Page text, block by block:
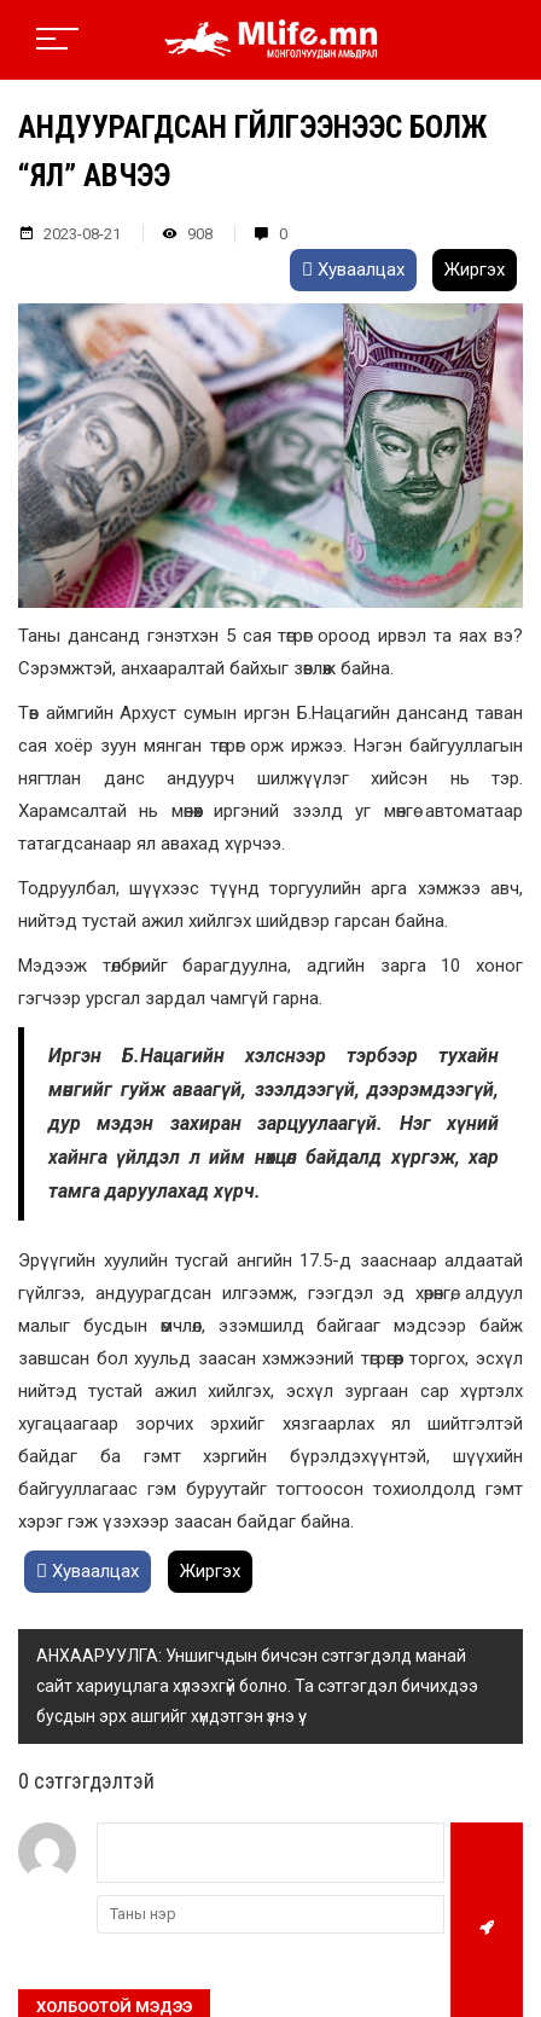
АНДУУРАГДСАН ГҮЙЛГЭЭНЭЭС БОЛЖ
“ЯЛ” АВЧЭЭ
2023-08-21 908 0
Хуваалцах Жиргэх
Таны дансанд гэнэтхэн 5 сая төгрөг ороод ирвэл та яах вэ?
Сэрэмжтэй, анхааралтай байхыг зөвлөж байна.
Төв аймгийн Архуст сумын иргэн Б.Нацагийн дансанд таван
сая хоёр зуун мянган төгрөг орж иржээ. Нэгэн байгууллагын
нягтлан данс андуурч шилжүүлэг хийсэн нь тэр.
Харамсалтай нь мөнөөх иргэний зээлд уг мөнгө автоматаар
татагдсанаар ял авахад хүрчээ.
Тодруулбал, шүүхээс түүнд торгуулийн арга хэмжээ авч,
нийтэд тустай ажил хийлгэх шийдвэр гарсан байна.
Мэдээж төлбөрийг барагдуулна, адгийн зарга 10 хоног
гэгчээр урсгал зардал чамгүй гарна.
Иргэн Б.Нацагийн хэлснээр тэрбээр тухайн
мөнгийг гуйж аваагүй, зээлдээгүй, дээрэмдээгүй,
дур мэдэн захиран зарцуулаагүй. Нэг хүний
хайнга үйлдэл л ийм нөхцөл байдалд хүргэж, хар
тамга даруулахад хүрч.
Эрүүгийн хуулийн тусгай ангийн 17.5-д зааснаар алдаатай
гүйлгээ, андуурагдсан илгээмж, гээгдэл эд хөрөнгө, алдуул
малыг бусдын өмчлөл, эзэмшилд байгааг мэдсээр байж
завшсан бол хуульд заасан хэмжээний төгрөгөөр торгох, эсхүл
нийтэд тустай ажил хийлгэх, эсхүл зургаан сар хүртэлх
хугацаагаар зорчих эрхийг хязгаарлах ял шийтгэлтэй
байдаг ба гэмт хэргийн бүрэлдэхүүнтэй, шүүхийн
байгууллагаас гэм буруутайг тогтоосон тохиолдолд гэмт
хэрэг гэж үзэхээр заасан байдаг байна.
Хуваалцах Жиргэх
АНХААРУУЛГА: Уншигчдын бичсэн сэтгэгдэлд манай
сайт хариуцлага хүлээхгүй болно. Та сэтгэгдэл бичихдээ
бусдын эрх ашгийг хүндэтгэн үзнэ үү.
0 cэтгэгдэлтэй
ХОЛБООТОЙ МЭДЭЭ